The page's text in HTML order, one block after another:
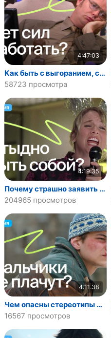
4:47:03
Как быть с выгоранием, стрессом и синдромом самозванца?
58723 просмотра
4:19:35
Почему страшно заявить о себе?
204965 просмотров
4:11:38
Чем опасны стереотипы о мужчинах?
16567 просмотров